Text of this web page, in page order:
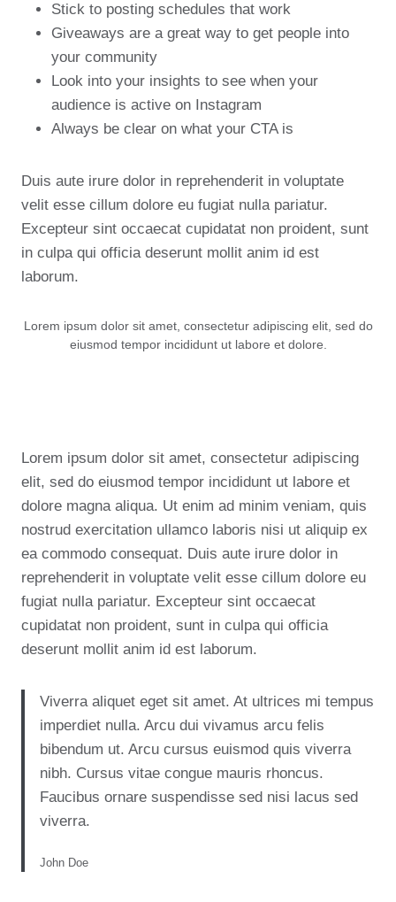
Stick to posting schedules that work
Giveaways are a great way to get people into
your community
Look into your insights to see when your
audience is active on Instagram
Always be clear on what your CTA is
Duis aute irure dolor in reprehenderit in voluptate
velit esse cillum dolore eu fugiat nulla pariatur.
Excepteur sint occaecat cupidatat non proident, sunt
in culpa qui officia deserunt mollit anim id est
laborum.
Lorem ipsum dolor sit amet, consectetur adipiscing elit, sed do
eiusmod tempor incididunt ut labore et dolore.
Lorem ipsum dolor sit amet, consectetur adipiscing
elit, sed do eiusmod tempor incididunt ut labore et
dolore magna aliqua. Ut enim ad minim veniam, quis
nostrud exercitation ullamco laboris nisi ut aliquip ex
ea commodo consequat. Duis aute irure dolor in
reprehenderit in voluptate velit esse cillum dolore eu
fugiat nulla pariatur. Excepteur sint occaecat
cupidatat non proident, sunt in culpa qui officia
deserunt mollit anim id est laborum.
Viverra aliquet eget sit amet. At ultrices mi tempus
imperdiet nulla. Arcu dui vivamus arcu felis
bibendum ut. Arcu cursus euismod quis viverra
nibh. Cursus vitae congue mauris rhoncus.
Faucibus ornare suspendisse sed nisi lacus sed
viverra.
John Doe